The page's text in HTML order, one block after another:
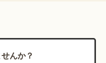
んか？